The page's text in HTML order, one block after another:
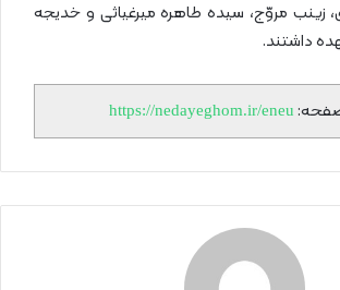
مروّج، سیده طاهره میرغیاثی و خدیجه
داشتند.
صفحه: https://nedayeghom.ir/eneu